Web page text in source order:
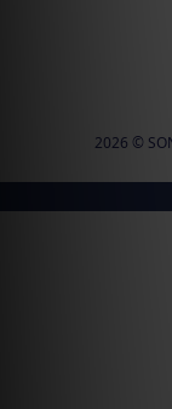
2026 ©